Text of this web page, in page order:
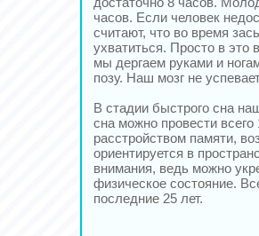
часов. Если человек
считают, что во время
ухватиться. Просто в
мы дергаем руками и
позу. Наш мозг не
В стадии быстрого сна
сна можно провести
расстройством памяти,
ориентируется в
внимания, ведь можно
физическое состояние.
последние 25 лет.